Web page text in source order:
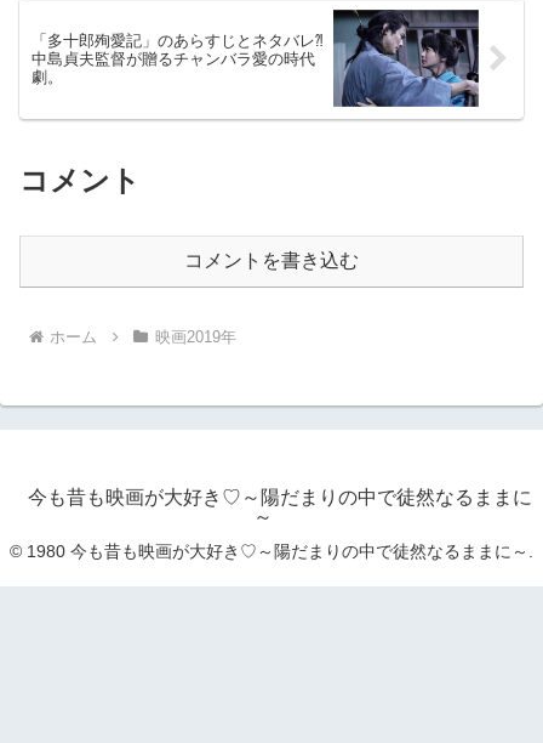
「多十郎殉愛記」のあらすじとネタバレ⁈
中島貞夫監督が贈るチャンバラ愛の時代
劇。
コメント
コメントを書き込む
ホーム 映画2019年
今も昔も映画が大好き♡～陽だまりの中で徒然なるままに
～
© 1980 今も昔も映画が大好き♡～陽だまりの中で徒然なるままに～.